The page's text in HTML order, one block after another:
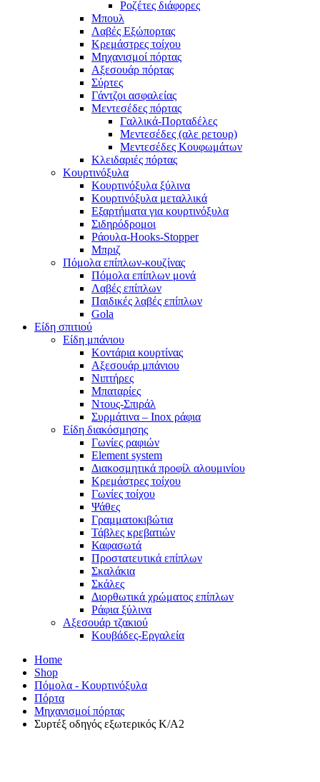
Ροζέτες διάφορες
Μπουλ
Λαβές Εξώπορτας
Κρεμάστρες τοίχου
Μηχανισμοί πόρτας
Αξεσουάρ πόρτας
Σύρτες
Γάντζοι ασφαλείας
Μεντεσέδες πόρτας
Γαλλικά-Πορταδέλες
Μεντεσέδες (αλε ρετουρ)
Μεντεσέδες Κουφωμάτων
Κλειδαριές πόρτας
Κουρτινόξυλα
Κουρτινόξυλα ξύλινα
Κουρτινόξυλα μεταλλικά
Εξαρτήματα για κουρτινόξυλα
Σιδηρόδρομοι
Ράουλα-Hooks-Stopper
Μπριζ
Πόμολα επίπλων-κουζίνας
Πόμολα επίπλων μονά
Λαβές επίπλων
Παιδικές λαβές επίπλων
Gola
Είδη σπιτιού
Είδη μπάνιου
Κοντάρια κουρτίνας
Αξεσουάρ μπάνιου
Νιπτήρες
Μπαταρίες
Ντους-Σπιράλ
Συρμάτινα – Inox ράφια
Είδη διακόσμησης
Γωνίες ραφιών
Element system
Διακοσμητικά προφίλ αλουμινίου
Κρεμάστρες τοίχου
Γωνίες τοίχου
Ψάθες
Γραμματοκιβώτια
Τάβλες κρεβατιών
Καφασωτά
Προστατευτικά επίπλων
Σκαλάκια
Σκάλες
Διορθωτικά χρώματος επίπλων
Ράφια ξύλινα
Αξεσουάρ τζακιού
Κουβάδες-Εργαλεία
Home
Shop
Πόμολα - Κουρτινόξυλα
Πόρτα
Μηχανισμοί πόρτας
Συρτέξ οδηγός εξωτερικός Κ/Α2